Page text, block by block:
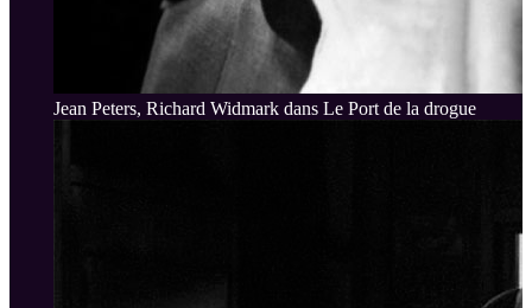
Jean Peters, Richard Widmark dans Le Port de la drogue